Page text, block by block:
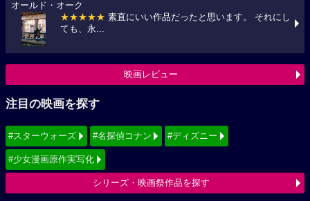
オールド・オーク
★★★★★ 素直にいい作品だったと思います。 それにし
ても、永...
映画レビュー
注目の映画を探す
#スターウォーズ #名探偵コナン #ディズニー
#少女漫画原作実写化
シリーズ・映画祭作品を探す